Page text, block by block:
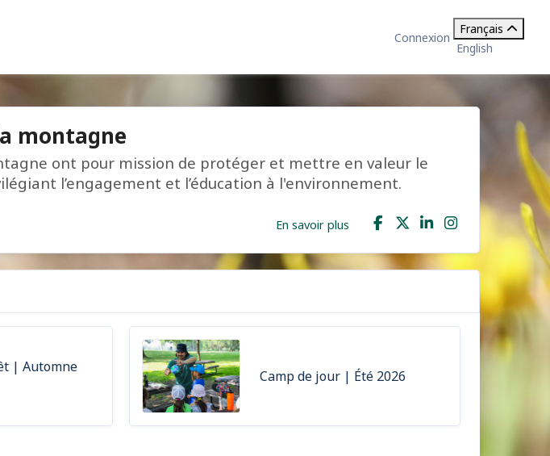
Connexion
Français
English
montagne
ont pour mission de protéger et mettre en valeur le
l’engagement et l’éducation à l'environnement.
En savoir plus
| Automne
Camp de jour | Été 2026